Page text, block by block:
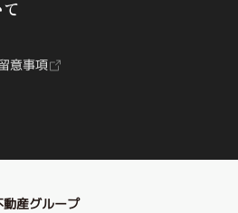
意事項
産グループ